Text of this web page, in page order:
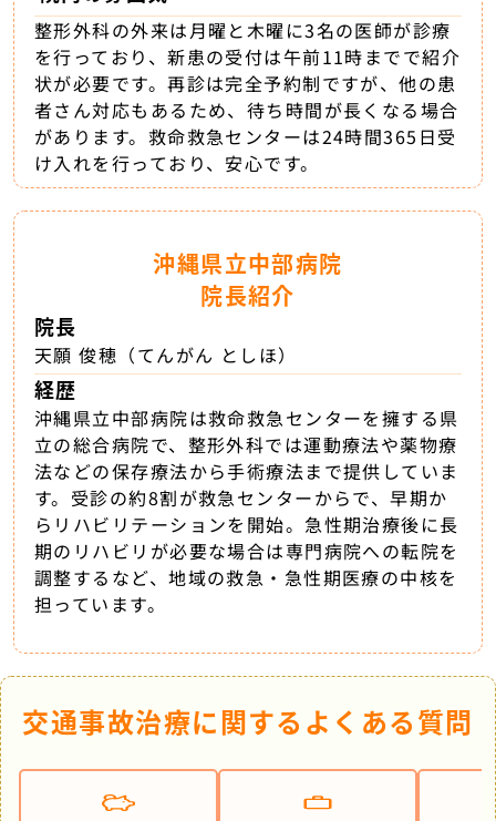
整形外科の外来は月曜と木曜に3名の医師が診療
を行っており、新患の受付は午前11時までで紹介
状が必要です。再診は完全予約制ですが、他の患
者さん対応もあるため、待ち時間が長くなる場合
があります。救命救急センターは24時間365日受
け入れを行っており、安心です。
沖縄県立中部病院
院長紹介
院長
天願 俊穂（てんがん としほ）
経歴
沖縄県立中部病院は救命救急センターを擁する県
立の総合病院で、整形外科では運動療法や薬物療
法などの保存療法から手術療法まで提供していま
す。受診の約8割が救急センターからで、早期か
らリハビリテーションを開始。急性期治療後に長
期のリハビリが必要な場合は専門病院への転院を
調整するなど、地域の救急・急性期医療の中核を
担っています。
交通事故治療に関するよくある質問